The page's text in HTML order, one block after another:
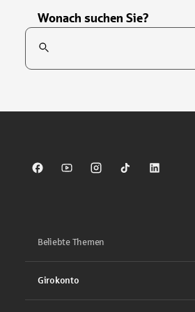
Wonach suchen Sie?
Suchfeld
Sparkasse auf Facebook
Sparkasse auf Youtube
Sparkasse auf Instagram
Sparkasse auf
Beliebte Themen
Girokonto